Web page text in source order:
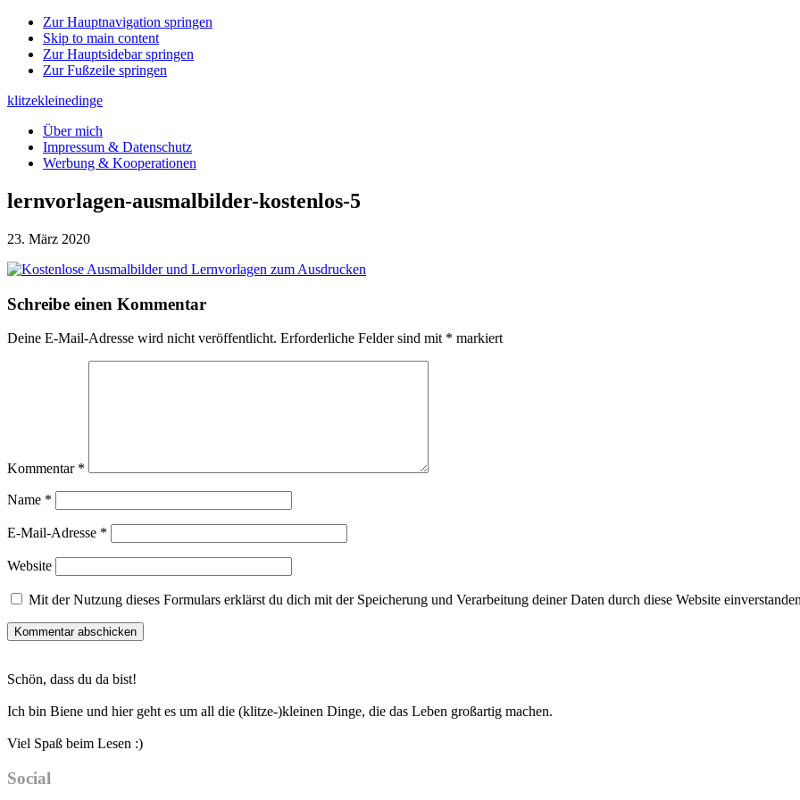
Zur Hauptnavigation springen
Skip to main content
Zur Hauptsidebar springen
Zur Fußzeile springen
klitzekleinedinge
Über mich
Impressum & Datenschutz
Werbung & Kooperationen
lernvorlagen-ausmalbilder-kostenlos-5
23. März 2020
Leser-
Schreibe einen Kommentar
Deine E-Mail-Adresse wird nicht veröffentlicht. Erforderliche Felder sind mit * markiert
Kommentar *
Name *
E-Mail-Adresse *
Website
Mit der Nutzung dieses Formulars erklärst du dich mit der Speicherung und Verarbeitung deiner Daten durch diese Website
Sidebar
Schön, dass du da bist!
Ich bin Biene und hier geht es um all die (klitze-)kleinen Dinge, die das Leben großartig machen.
Viel Spaß beim Lesen :)
Social